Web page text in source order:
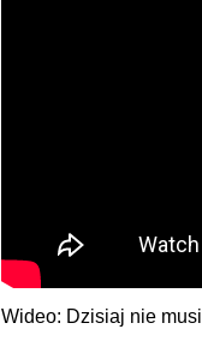
Wideo: Dzisiaj nie